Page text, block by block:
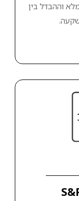
וההבדל בין